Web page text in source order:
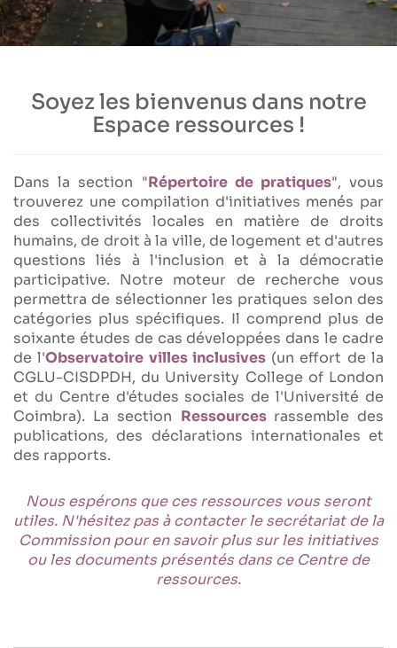
Soyez les bienvenus dans notre
Espace ressources !
Dans la section "Répertoire de pratiques", vous
trouverez une compilation d'initiatives menés par
des collectivités locales en matière de droits
humains, de droit à la ville, de logement et d'autres
questions liés à l'inclusion et à la démocratie
participative. Notre moteur de recherche vous
permettra de sélectionner les pratiques selon des
catégories plus spécifiques. Il comprend plus de
soixante études de cas développées dans le cadre
de l'Observatoire villes inclusives(un effort de la
CGLU-CISDPDH, du University College of London
et du Centre d'études sociales de l'Université de
Coimbra). La section Ressources rassemble des
publications, des déclarations internationales et
des rapports.
Nous espérons que ces ressources vous seront
utiles. N'hésitez pas à contacter le secrétariat de la
Commission pour en savoir plus sur les initiatives
ou les documents présentés dans ce Centre de
ressources.